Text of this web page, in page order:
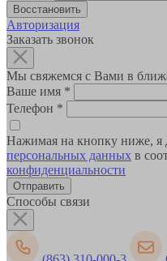
Авторизация
Заказать звонок
Мы свяжемся с Вами в
Ваше имя *
Телефон *
Нажимая на кнопку ниже, я
персональных данных в
конфиденциальности
Способы связи